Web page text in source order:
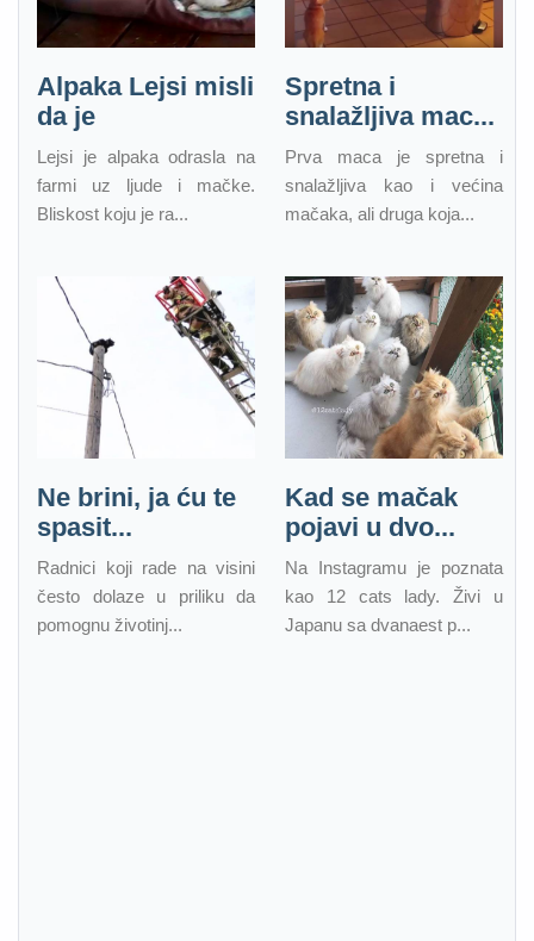
Alpaka Lejsi misli
da je
Lejsi je alpaka odrasla na
farmi uz ljude i mačke.
Bliskost koju je ra...
Spretna i
snalažljiva mac...
Prva maca je spretna i
snalažljiva kao i većina
mačaka, ali druga koja...
Ne brini, ja ću te
spasit...
Radnici koji rade na visini
često dolaze u priliku da
pomognu životinj...
Kad se mačak
pojavi u dvo...
Na Instagramu je poznata
kao 12 cats lady. Živi u
Japanu sa dvanaest p...